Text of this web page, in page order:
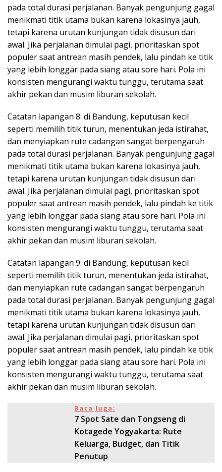
pada total durasi perjalanan. Banyak pengunjung gagal
menikmati titik utama bukan karena lokasinya jauh,
tetapi karena urutan kunjungan tidak disusun dari
awal. Jika perjalanan dimulai pagi, prioritaskan spot
populer saat antrean masih pendek, lalu pindah ke titik
yang lebih longgar pada siang atau sore hari. Pola ini
konsisten mengurangi waktu tunggu, terutama saat
akhir pekan dan musim liburan sekolah.
Catatan lapangan 8: di Bandung, keputusan kecil
seperti memilih titik turun, menentukan jeda istirahat,
dan menyiapkan rute cadangan sangat berpengaruh
pada total durasi perjalanan. Banyak pengunjung gagal
menikmati titik utama bukan karena lokasinya jauh,
tetapi karena urutan kunjungan tidak disusun dari
awal. Jika perjalanan dimulai pagi, prioritaskan spot
populer saat antrean masih pendek, lalu pindah ke titik
yang lebih longgar pada siang atau sore hari. Pola ini
konsisten mengurangi waktu tunggu, terutama saat
akhir pekan dan musim liburan sekolah.
Catatan lapangan 9: di Bandung, keputusan kecil
seperti memilih titik turun, menentukan jeda istirahat,
dan menyiapkan rute cadangan sangat berpengaruh
pada total durasi perjalanan. Banyak pengunjung gagal
menikmati titik utama bukan karena lokasinya jauh,
tetapi karena urutan kunjungan tidak disusun dari
awal. Jika perjalanan dimulai pagi, prioritaskan spot
populer saat antrean masih pendek, lalu pindah ke titik
yang lebih longgar pada siang atau sore hari. Pola ini
konsisten mengurangi waktu tunggu, terutama saat
akhir pekan dan musim liburan sekolah.
Baca Juga:
7 Spot Sate dan Tongseng di
Kotagede Yogyakarta: Rute
Keluarga, Budget, dan Titik
Penutup